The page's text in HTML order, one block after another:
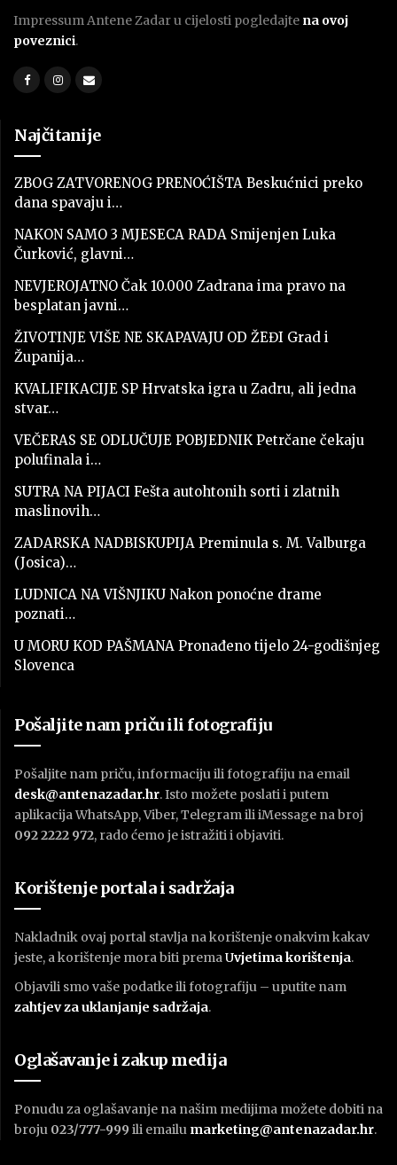
Impressum Antene Zadar u cijelosti pogledajte na ovoj
poveznici.
Najčitanije
ZBOG ZATVORENOG PRENOĆIŠTA Beskućnici preko
dana spavaju i…
NAKON SAMO 3 MJESECA RADA Smijenjen Luka
Čurković, glavni…
NEVJEROJATNO Čak 10.000 Zadrana ima pravo na
besplatan javni…
ŽIVOTINJE VIŠE NE SKAPAVAJU OD ŽEĐI Grad i
Županija…
KVALIFIKACIJE SP Hrvatska igra u Zadru, ali jedna
stvar…
VEČERAS SE ODLUČUJE POBJEDNIK Petrčane čekaju
polufinala i…
SUTRA NA PIJACI Fešta autohtonih sorti i zlatnih
maslinovih…
ZADARSKA NADBISKUPIJA Preminula s. M. Valburga
(Josica)…
LUDNICA NA VIŠNJIKU Nakon ponoćne drame
poznati…
U MORU KOD PAŠMANA Pronađeno tijelo 24-godišnjeg
Slovenca
Pošaljite nam priču ili fotografiju
Pošaljite nam priču, informaciju ili fotografiju na email
desk@antenazadar.hr. Isto možete poslati i putem
aplikacija WhatsApp, Viber, Telegram ili iMessage na broj
092 2222 972, rado ćemo je istražiti i objaviti.
Korištenje portala i sadržaja
Nakladnik ovaj portal stavlja na korištenje onakvim kakav
jeste, a korištenje mora biti premaUvjetima korištenja.
Objavili smo vaše podatke ili fotografiju – uputite nam
zahtjev za uklanjanje sadržaja.
Oglašavanje i zakup medija
Ponudu za oglašavanje na našim medijima možete dobiti na
broju 023/777-999 ili emailu marketing@antenazadar.hr.